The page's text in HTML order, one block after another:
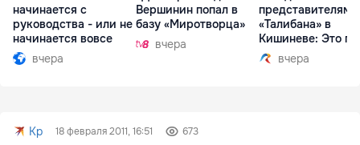
начинается с
руководства - или не
начинается вовсе
вчера
Вершинин попал в
базу «Миротворца»
вчера
представителями
«Талибана» в
Кишиневе: Это
вчера
Kp 18 февраля 2011, 16:51 673